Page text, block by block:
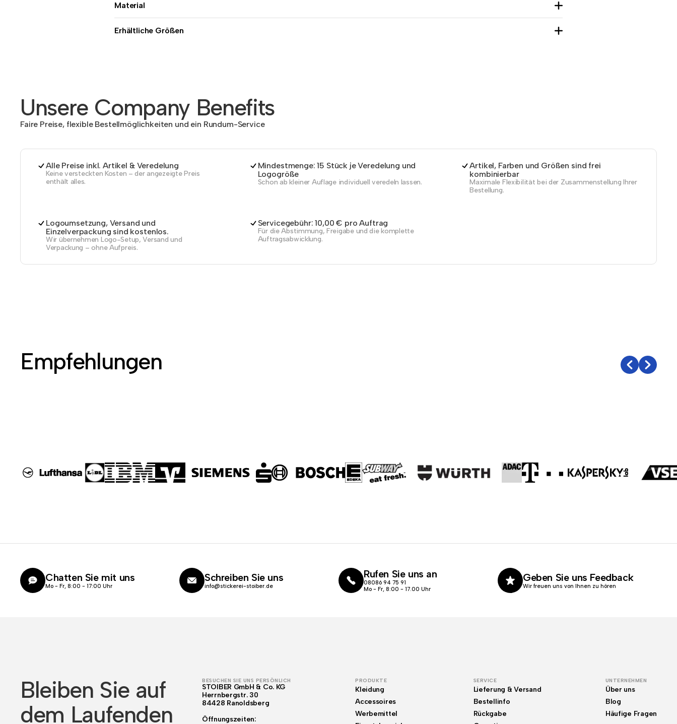
Material
Erhältliche Größen
Unsere Company Benefits
Faire Preise, flexible Bestellmöglichkeiten und ein Rundum-Service
Alle Preise inkl. Artikel & Veredelung
Keine versteckten Kosten – der angezeigte Preis
enthält alles.
Mindestmenge: 15 Stück je Veredelung und
Logogröße
Schon ab kleiner Auflage individuell veredeln lassen.
Artikel, Farben und Größen sind frei
kombinierbar
Maximale Flexibilität bei der Zusammenstellung Ihrer
Bestellung.
Logoumsetzung, Versand und
Einzelverpackung sind kostenlos.
Wir übernehmen Logo-Setup, Versand und
Verpackung – ohne Aufpreis.
Servicegebühr: 10,00 € pro Auftrag
Für die Abstimmung, Freigabe und die komplette
Auftragsabwicklung.
Empfehlungen
Chatten Sie mit uns
Mo - Fr, 8:00 - 17:00 Uhr
Schreiben Sie uns
info@stickerei-stoiber.de
Rufen Sie uns an
08086 94 75 91
Mo - Fr, 8:00 - 17.00 Uhr
Geben Sie uns Feedback
Wir freuen uns von Ihnen zu hören
Bleiben Sie auf
dem Laufenden
BESUCHEN SIE UNS PERSÖNLICH
STOIBER GmbH & Co. KG
Herrnbergstr. 30
84428 Ranoldsberg
Öffnungszeiten:
PRODUKTE
Kleidung
Accessoires
Werbemittel
SERVICE
Lieferung & Versand
Bestellinfo
Rückgabe
UNTERNEHMEN
Über uns
Blog
Häufige Fragen